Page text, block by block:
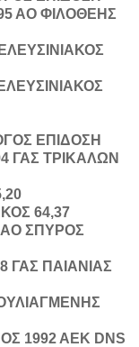
ΑΟ ΦΙΛΟΘΕΗΣ
ΕΠΙΔΟΣΗ
ΓΑΣ ΤΡΙΚΑΛΩΝ
64,37
ΑΟ ΣΠΥΡΟΣ
ΓΑΣ ΠΑΙΑΝΙΑΣ
1992 ΑΕΚ DNS